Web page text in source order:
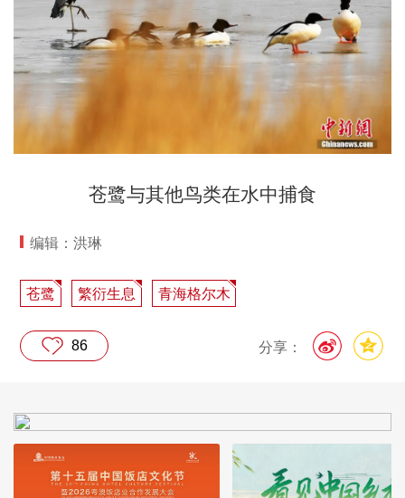
苍鹭与其他鸟类在水中捕食
编辑：洪琳
苍鹭 繁衍生息 青海格尔木
分享：
86